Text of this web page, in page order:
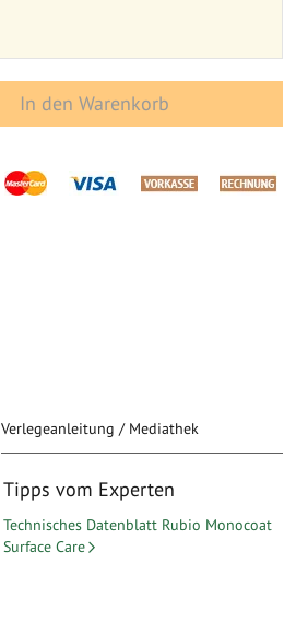
In den Warenkorb
Verlegeanleitung / Mediathek
Tipps vom Experten
Technisches Datenblatt Rubio Monocoat
Surface Care